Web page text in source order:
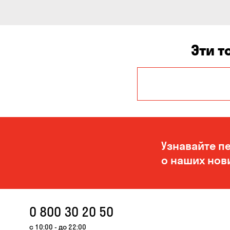
Эти
Белогородка
Вольное
Узнавайте
о наших
0 800 30 20 50
с 10:00 - до 22:00